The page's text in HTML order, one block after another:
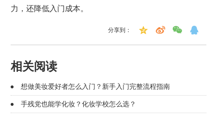
力，还降低入门成本。
分享到：
相关阅读
想做美妆爱好者怎么入门？新手入门完整流程指南
手残党也能学化妆？化妆学校怎么选？